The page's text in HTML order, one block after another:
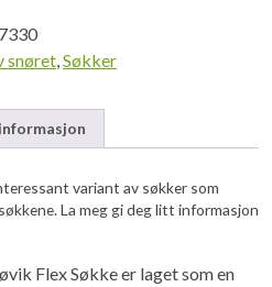
snøret,Søkker
variant av søkker som
La meg gi deg litt informasjon
Flex Søkke er laget som en